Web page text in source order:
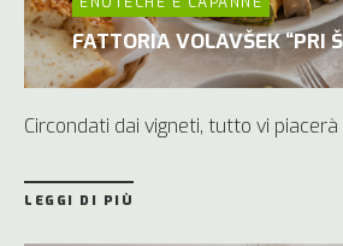
FATTORIA VOLAVŠEK “PRI
Circondati dai vigneti, tutto vi piacerà
LEGGI DI PIÙ